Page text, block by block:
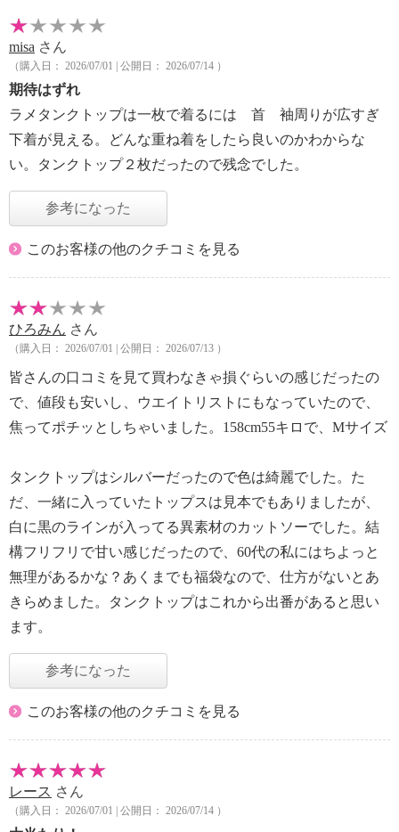
misa さん
（購入日： 2026/07/01 | 公開日： 2026/07/14 ）
期待はずれ
ラメタンクトップは一枚で着るには 首 袖周りが広すぎ
下着が見える。どんな重ね着をしたら良いのかわからな
い。タンクトップ２枚だったので残念でした。
参考になった
このお客様の他のクチコミを見る
ひろみん さん
（購入日： 2026/07/01 | 公開日： 2026/07/13 ）
皆さんの口コミを見て買わなきゃ損ぐらいの感じだったの
で、値段も安いし、ウエイトリストにもなっていたので、
焦ってポチッとしちゃいました。158cm55キロで、Mサイズ
タンクトップはシルバーだったので色は綺麗でした。た
だ、一緒に入っていたトップスは見本でもありましたが、
白に黒のラインが入ってる異素材のカットソーでした。結
構フリフリで甘い感じだったので、60代の私にはちよっと
無理があるかな？あくまでも福袋なので、仕方がないとあ
きらめました。タンクトップはこれから出番があると思い
ます。
参考になった
このお客様の他のクチコミを見る
レース さん
（購入日： 2026/07/01 | 公開日： 2026/07/14 ）